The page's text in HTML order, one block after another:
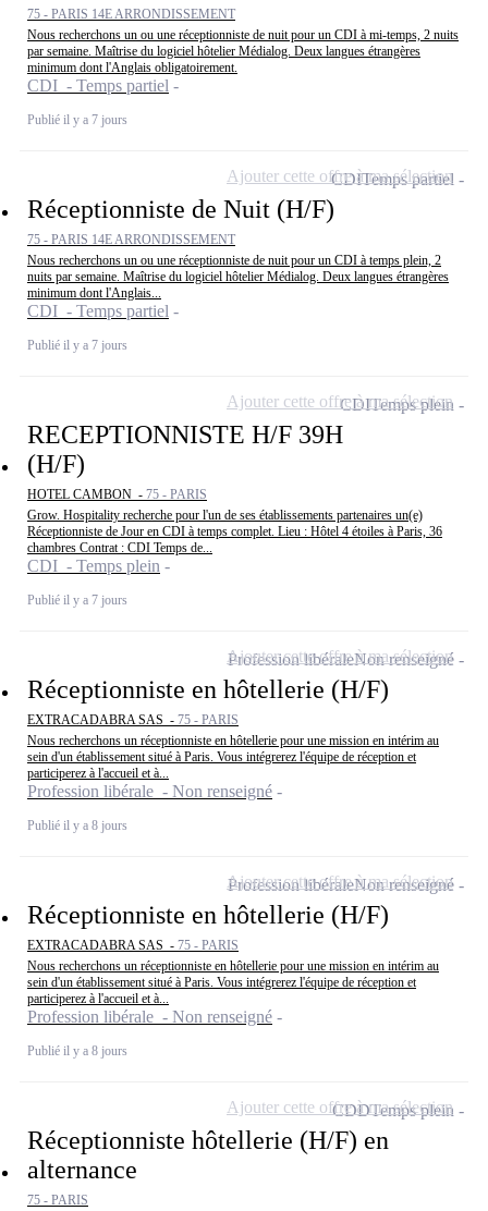
75 - PARIS 14E ARRONDISSEMENT
Nous recherchons un ou une réceptionniste de nuit pour un CDI à mi-temps, 2 nuits
par semaine. Maîtrise du logiciel hôtelier Médialog. Deux langues étrangères
minimum dont l'Anglais obligatoirement.
CDI - Temps partiel
Publié il y a 7 jours
Réceptionniste de Nuit (H/F)
75 - PARIS 14E ARRONDISSEMENT
Nous recherchons un ou une réceptionniste de nuit pour un CDI à temps plein, 2
nuits par semaine. Maîtrise du logiciel hôtelier Médialog. Deux langues étrangères
minimum dont l'Anglais...
CDI - Temps partiel
Publié il y a 7 jours
CDITemps partiel
Ajouter cette offre à ma sélection
RECEPTIONNISTE H/F 39H
(H/F)
HOTEL CAMBON - 75 - PARIS
Grow. Hospitality recherche pour l'un de ses établissements partenaires un(e)
Réceptionniste de Jour en CDI à temps complet. Lieu : Hôtel 4 étoiles à Paris, 36
chambres Contrat : CDI Temps de...
CDI - Temps plein
Publié il y a 7 jours
CDITemps plein
Ajouter cette offre à ma sélection
Réceptionniste en hôtellerie (H/F)
EXTRACADABRA SAS - 75 - PARIS
Nous recherchons un réceptionniste en hôtellerie pour une mission en intérim au
sein d'un établissement situé à Paris. Vous intégrerez l'équipe de réception et
participerez à l'accueil et à...
Profession libérale - Non renseigné
Publié il y a 8 jours
Profession libéraleNon renseigné
Ajouter cette offre à ma sélection
Réceptionniste en hôtellerie (H/F)
EXTRACADABRA SAS - 75 - PARIS
Nous recherchons un réceptionniste en hôtellerie pour une mission en intérim au
sein d'un établissement situé à Paris. Vous intégrerez l'équipe de réception et
participerez à l'accueil et à...
Profession libérale - Non renseigné
Publié il y a 8 jours
Profession libéraleNon renseigné
Ajouter cette offre à ma sélection
Réceptionniste hôtellerie (H/F) en
alternance
75 - PARIS
CDDTemps plein
Ajouter cette offre à ma sélection